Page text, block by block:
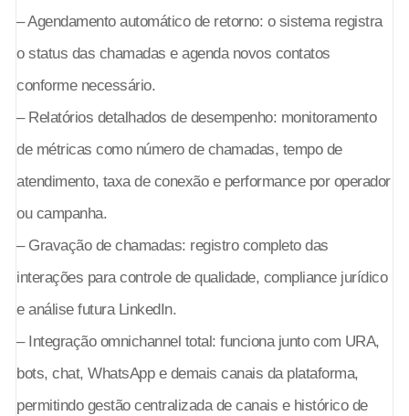
– Agendamento automático de retorno: o sistema registra
o status das chamadas e agenda novos contatos
conforme necessário.
– Relatórios detalhados de desempenho: monitoramento
de métricas como número de chamadas, tempo de
atendimento, taxa de conexão e performance por operador
ou campanha.
– Gravação de chamadas: registro completo das
interações para controle de qualidade, compliance jurídico
e análise futura LinkedIn.
– Integração omnichannel total: funciona junto com URA,
bots, chat, WhatsApp e demais canais da plataforma,
permitindo gestão centralizada de canais e histórico de